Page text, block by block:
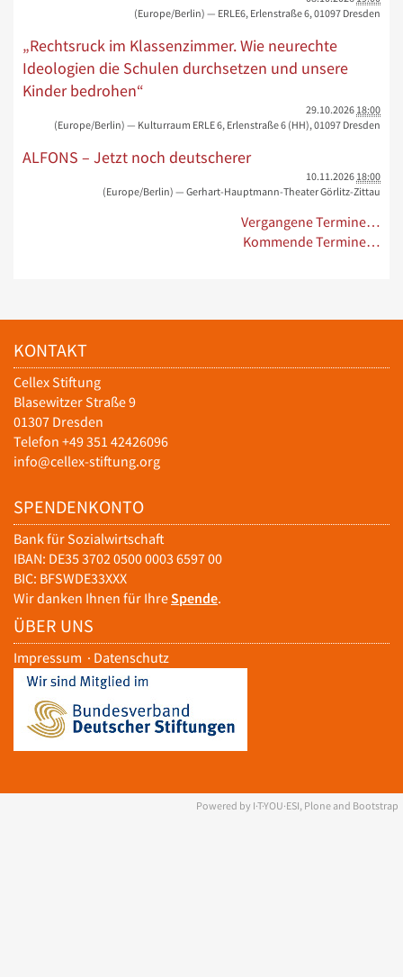
(Europe/Berlin) — ERLE6, Erlenstraße 6, 01097 Dresden
„Rechtsruck im Klassenzimmer. Wie neurechte
Ideologien die Schulen durchsetzen und unsere
Kinder bedrohen“
29.10.2026 18:00
(Europe/Berlin) — Kulturraum ERLE 6, Erlenstraße 6 (HH), 01097 Dresden
ALFONS – Jetzt noch deutscherer
10.11.2026 18:00
(Europe/Berlin) — Gerhart-Hauptmann-Theater Görlitz-Zittau
Vergangene Termine…
Kommende Termine…
KONTAKT
Cellex Stiftung
Blasewitzer Straße 9
01307 Dresden
Telefon +49 351 42426096
info@cellex-stiftung.org
SPENDENKONTO
Bank für Sozialwirtschaft
IBAN: DE35 3702 0500 0003 6597 00
BIC: BFSWDE33XXX
Wir danken Ihnen für IhreSpende.
ÜBER UNS
Impressum · Datenschutz
Powered by I·T·YOU·ESI, Plone and Bootstrap